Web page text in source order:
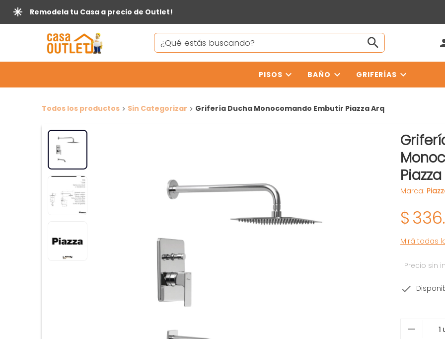
Remodela tu Casa a precio de Outlet!
PISOS BAÑO GRIFERÍAS
Todos los productos Sin Categorizar Grifería Ducha Monocomando Embutir Piazza Arq
Marca:
$
Mirá todas
Precio sin